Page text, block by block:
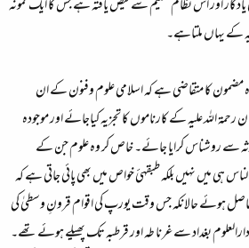
گار اور اس نظام تعلیم سے فیض یافتہ ہے جس کا ایک نمونہ
کے یہاں ملتاہے۔
مضمون کا متقاضی ہے کہ اسلامی علوم وفنون کے ان
اللہ علیہ کے کارناموں کا تجزیہ کیاجائے اور موجودہ
سے روشناس کرایا جائے۔ خاص کر وہ علوم جن کے
ہی میں نہیں بلکہ طبقہئ خواص میں بھی پائی جاتی ہے کہ
ہوئے حالانکہ جس وقت یورپ کی اقوام قرونِ وسطیٰ کی
بغداد سے غرنا طہ اور قرطبہ تک پھیلے ہوئے تھے۔